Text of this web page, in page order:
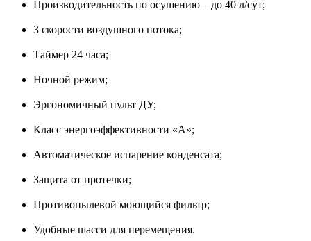
Производительность по осушению – до 40 л/сут;
3 скорости воздушного потока;
Таймер 24 часа;
Ночной режим;
Эргономичный пульт ДУ;
Класс энергоэффективности «A»;
Автоматическое испарение конденсата;
Защита от протечки;
Противопылевой моющийся фильтр;
Удобные шасси для перемещения.